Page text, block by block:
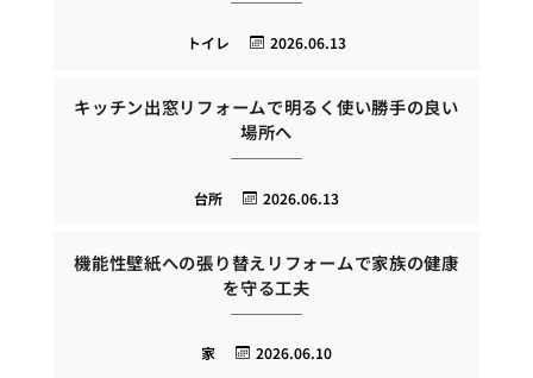
2026.06.13
トイレ
キッチン出窓リフォームで明るく使い勝手の良い
場所へ
2026.06.13
台所
機能性壁紙への張り替えリフォームで家族の健康
を守る工夫
2026.06.10
家